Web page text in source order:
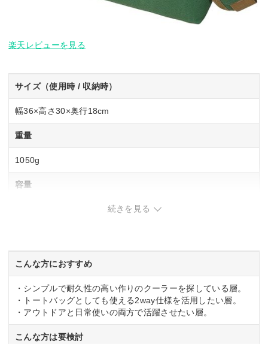
楽天レビューを見る
サイズ（使用時 / 収納時）
幅36×高さ30×奥行18cm
重量
1050g
容量
ナイロン, ポリウレタン（PU）, ポリエステル, ポリエチレン
(PE)
続きを見る
こんな方におすすめ
・シンプルで耐久性の高い作りのクーラーを探している層。
・トートバッグとしても使える2way仕様を活用したい層。
・アウトドアと日常使いの両方で活躍させたい層。
こんな方は要検討